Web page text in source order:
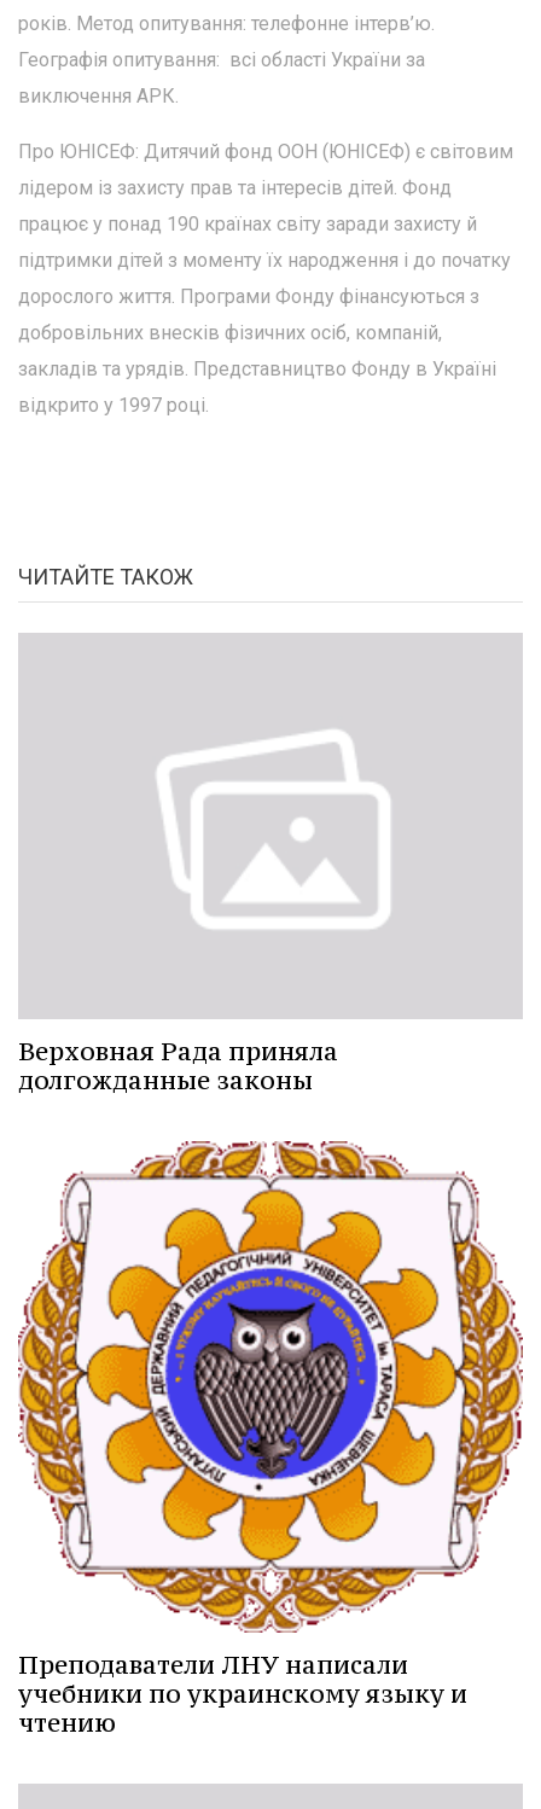
років. Метод опитування: телефонне інтерв’ю.
Географія опитування: всі області України за
виключення АРК.
Про ЮНІСЕФ: Дитячий фонд ООН (ЮНІСЕФ) є світовим
лідером із захисту прав та інтересів дітей. Фонд
працює у понад 190 країнах світу заради захисту й
підтримки дітей з моменту їх народження і до початку
дорослого життя. Програми Фонду фінансуються з
добровільних внесків фізичних осіб, компаній,
закладів та урядів. Представництво Фонду в Україні
відкрито у 1997 році.
ЧИТАЙТЕ ТАКОЖ
Верховная Рада приняла
долгожданные законы
Преподаватели ЛНУ написали
учебники по украинскому языку и
чтению